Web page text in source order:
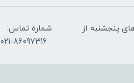
تا چهارشنبه از ساعت 10 الی 19 -- روزهای پنجشنبه از
شماره تماس:
021-86097316 - 09101991915